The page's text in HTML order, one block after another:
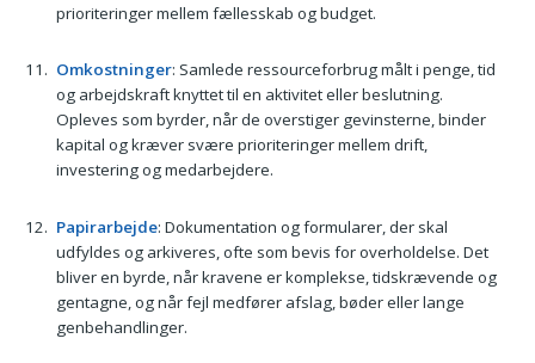
prioriteringer mellem fællesskab og budget.
Omkostninger: Samlede ressourceforbrug målt i penge, tid
og arbejdskraft knyttet til en aktivitet eller beslutning.
Opleves som byrder, når de overstiger gevinsterne, binder
kapital og kræver svære prioriteringer mellem drift,
investering og medarbejdere.
Papirarbejde: Dokumentation og formularer, der skal
udfyldes og arkiveres, ofte som bevis for overholdelse. Det
bliver en byrde, når kravene er komplekse, tidskrævende og
gentagne, og når fejl medfører afslag, bøder eller lange
genbehandlinger.